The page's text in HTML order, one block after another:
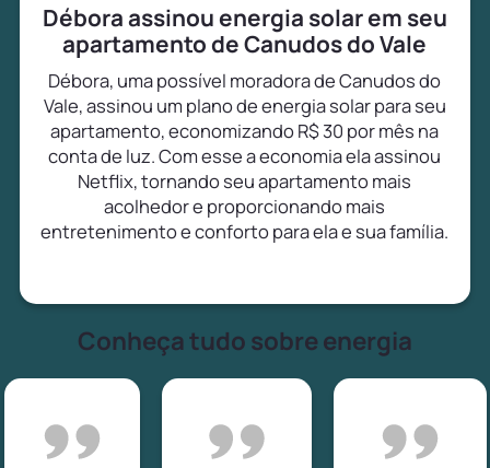
Débora assinou energia solar em seu
apartamento de Canudos do Vale
Débora, uma possível moradora de Canudos do
Vale, assinou um plano de energia solar para seu
apartamento, economizando R$ 30 por mês na
conta de luz. Com esse a economia ela assinou
Netflix, tornando seu apartamento mais
acolhedor e proporcionando mais
entretenimento e conforto para ela e sua família.
Conheça tudo sobre energia